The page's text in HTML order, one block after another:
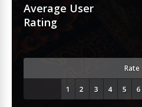
Average User
Rating
Rate